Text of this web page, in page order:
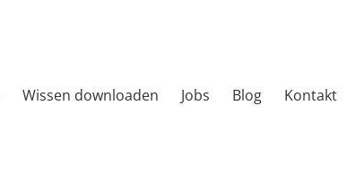
Wissen downloaden Jobs Blog Kontakt